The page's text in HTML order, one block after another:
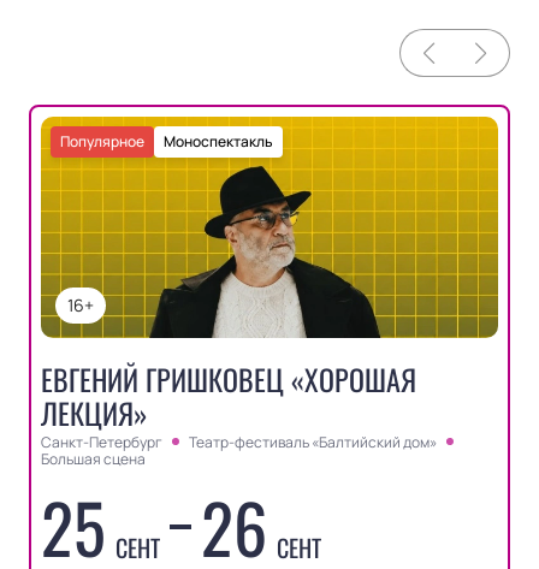
16+
Моноспектакль
Популярное
ЕВГЕНИЙ ГРИШКОВЕЦ «ХОРОШАЯ
ЛЕКЦИЯ»
Санкт-Петербург
Театр-фестиваль «Балтийский дом»
Большая сцена
25 СЕНТ 26 СЕНТ